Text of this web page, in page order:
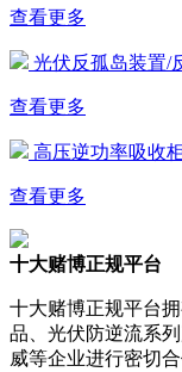
查看更多
光伏反孤岛装置/
查看更多
高压逆功率吸收
查看更多
十大赌博正规平台
十大赌博正规平台
品、光伏防逆流系
威等企业进行密切